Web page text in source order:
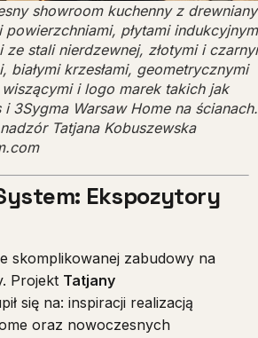
showroom kuchenny z
powierzchniami, płytami
ze stali nierdzewnej, złotymi i
białymi krzesłami, geometrycznymi
i logo marek takich jak
i 3Sygma Warsaw Home na ścianach.
Tatjana Kobuszewska
Ekspozytory
skomplikowanej zabudowy na
Projekt Tatjany
się na: inspiracji realizacją
oraz nowoczesnych